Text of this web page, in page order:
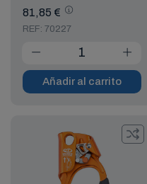
81,85 €
REF: 70227
Añadir al carrito